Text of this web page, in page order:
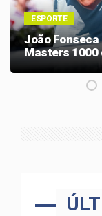
ESPORTE
João
Masters 1000